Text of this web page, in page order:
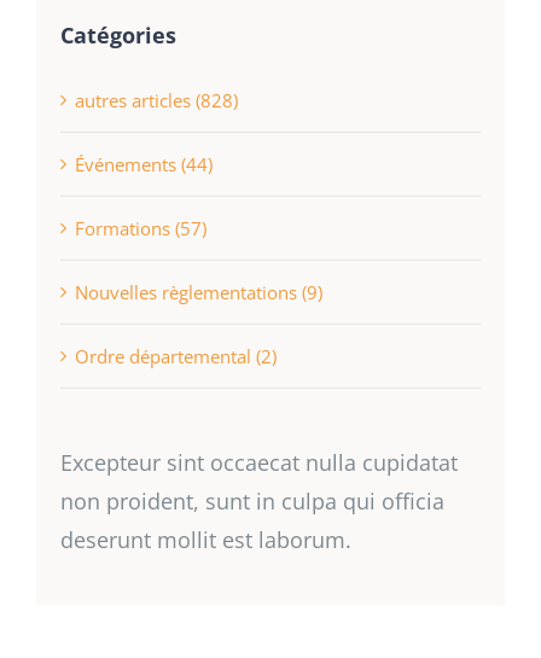
Catégories
autres articles (828)
Événements (44)
Formations (57)
Nouvelles règlementations (9)
Ordre départemental (2)
Excepteur sint occaecat nulla cupidatat
non proident, sunt in culpa qui officia
deserunt mollit est laborum.